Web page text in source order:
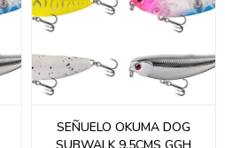
SEÑUELO OKUMA DOG